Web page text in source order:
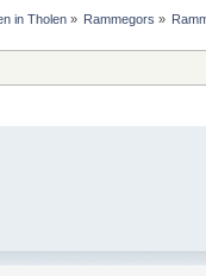
in Tholen» Rammegors »